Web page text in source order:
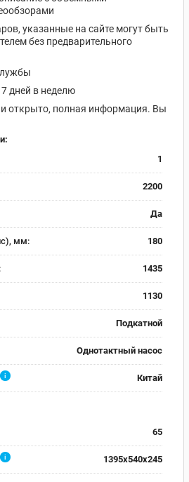
указанные на сайте могут быть
без предварительного
дней в неделю
открыто, полная информация. Вы
1
2200
Да
мм: 180
1435
1130
Подкатной
Однотактный насос
i Китай
65
i 1395х540х245